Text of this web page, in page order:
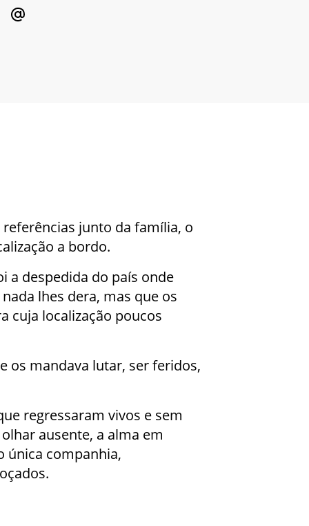
Email
junto da família, o
a bordo.
a despedida do país onde
lhes dera, mas que os
cuja localização poucos
os mandava lutar, ser feridos,
regressaram vivos e sem
ausente, a alma em
única companhia,